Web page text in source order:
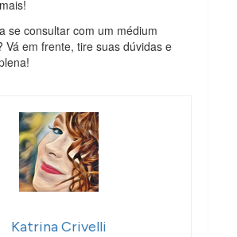
se consultar com um médium
Vá em frente, tire suas dúvidas e
Katrina Crivelli